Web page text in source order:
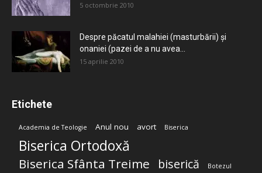
5 octombrie 2010
Despre păcatul malahiei (masturbării) şi
onaniei (pazei de a nu avea...
15 aprilie 2010
Etichete
Academia de Teologie Anul nou avort Biserica
Biserica Ortodoxă
Biserica Sfânta Treime biserică Botezul